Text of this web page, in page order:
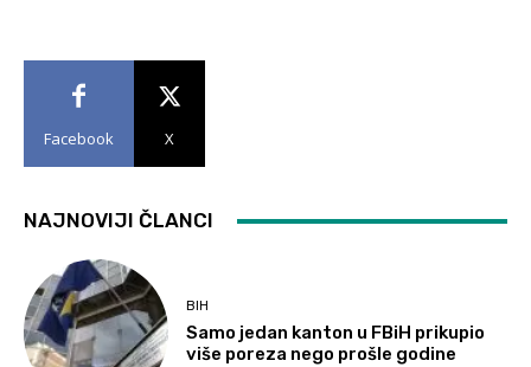
Facebook X
NAJNOVIJI ČLANCI
BIH
Samo jedan kanton u FBiH prikupio
više poreza nego prošle godine